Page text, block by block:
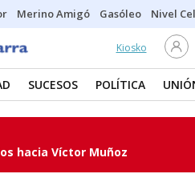
Merino Amigó Gasóleo Nivel
Kiosko
SUCESOS POLÍTICA
hacia Víctor Muñoz